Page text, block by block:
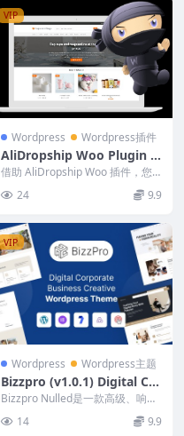
VIP
Wordpress Wordpress插件
AliDropship Woo Plugin v
1.6.48
借助 AliDropship Woo 插件，您
只需几秒钟即可将产品从速卖通导
入您...
24 9.9
VIP
Wordpress Wordpress主题
Bizzpro (v1.0.1) Digital Cor
porate Business Creative
WordPress Theme
Bizzpro Nulled是一款高级、响应
式、精致的多功能 WordPress...
14 9.9